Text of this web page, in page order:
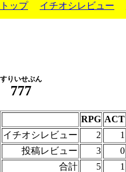
トップ イチオシレビュー
777
すりいせぶん
RPG ACT
イチオシレビュー
2 1
投稿レビュー
3 0
合計
5 1